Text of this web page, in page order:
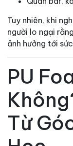
Tuy nhiên, khi
người lo ngại rằng
ảnh hưởng tới
PU
Từ